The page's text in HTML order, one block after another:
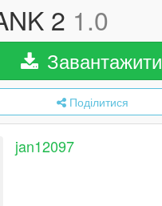
2 1.0
Завантажити
Поділитися
jan12097